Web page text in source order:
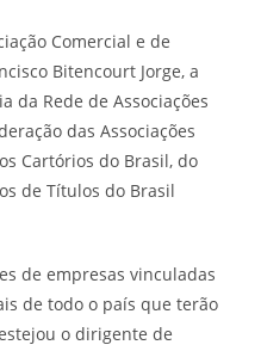
Comercial e de
Bitencourt Jorge, a
da Rede de Associações
das Associações
Cartórios do Brasil, do
de Títulos do Brasil
de empresas vinculadas
de todo o país que terão
o dirigente de